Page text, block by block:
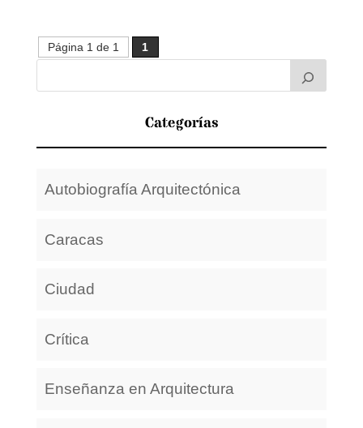
Página 1 de 1 1
Categorías
Autobiografía Arquitectónica
Caracas
Ciudad
Crítica
Enseñanza en Arquitectura